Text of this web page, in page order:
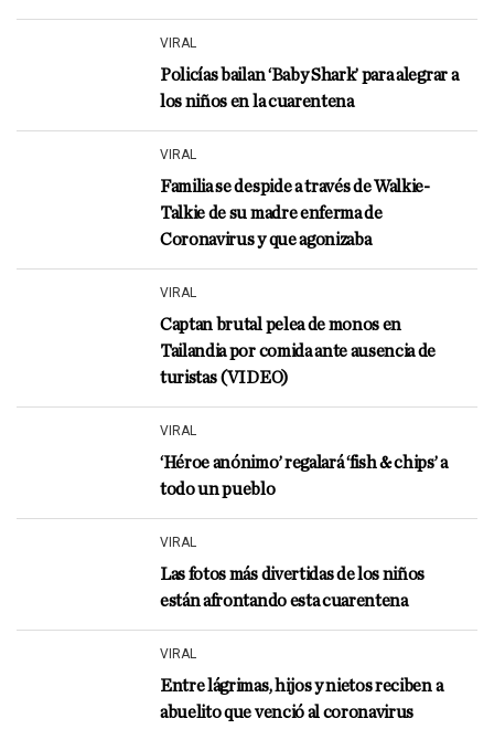
VIRAL
Policías bailan ‘Baby Shark’ para alegrar a
los niños en la cuarentena
VIRAL
Familia se despide a través de Walkie-
Talkie de su madre enferma de
Coronavirus y que agonizaba
VIRAL
Captan brutal pelea de monos en
Tailandia por comida ante ausencia de
turistas (VIDEO)
VIRAL
‘Héroe anónimo’ regalará ‘fish & chips’ a
todo un pueblo
VIRAL
Las fotos más divertidas de los niños
están afrontando esta cuarentena
VIRAL
Entre lágrimas, hijos y nietos reciben a
abuelito que venció al coronavirus